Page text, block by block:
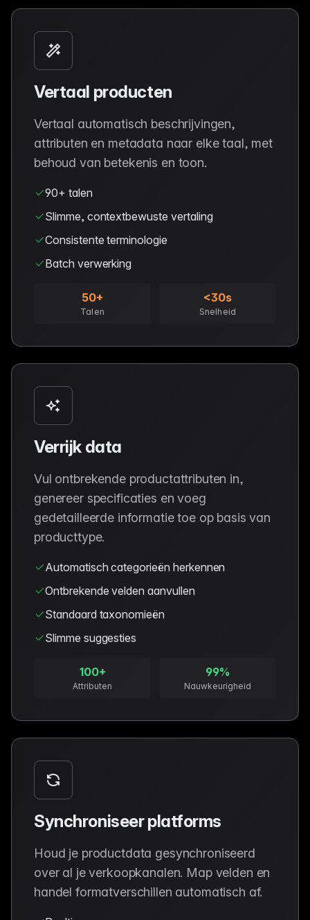
Vertaal producten
Vertaal automatisch beschrijvingen,
attributen en metadata naar elke taal, met
behoud van betekenis en toon.
90+ talen
Slimme, contextbewuste vertaling
Consistente terminologie
Batch verwerking
50+
Talen
<30s
Snelheid
Verrijk data
Vul ontbrekende productattributen in,
genereer specificaties en voeg
gedetailleerde informatie toe op basis van
producttype.
Automatisch categorieën herkennen
Ontbrekende velden aanvullen
Standaard taxonomieën
Slimme suggesties
100+
Attributen
99%
Nauwkeurigheid
Synchroniseer platforms
Houd je productdata gesynchroniseerd
over al je verkoopkanalen. Map velden en
handel formatverschillen automatisch af.